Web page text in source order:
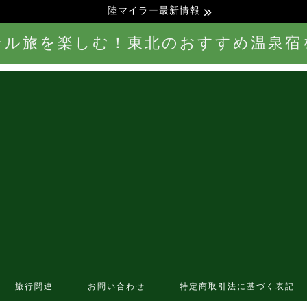
陸マイラー最新情報
ル旅を楽しむ！東北のおすすめ温泉宿
旅行関連 お問い合わせ 特定商取引法に基づく表記